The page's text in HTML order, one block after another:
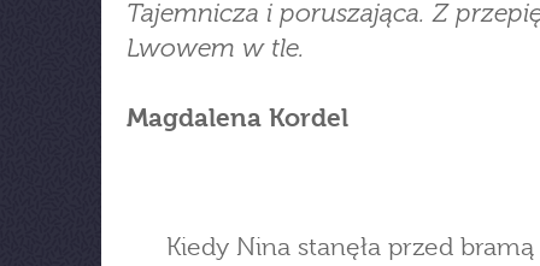
Tajemnicza i poruszająca. Z
Lwowem w tle.
Magdalena Kordel
Kiedy Nina stanęła przed